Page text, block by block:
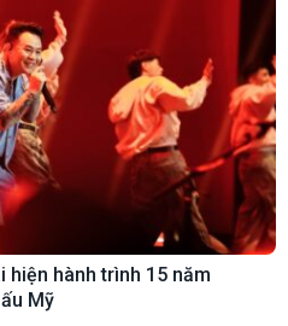
hiện hành trình 15 năm
Mỹ